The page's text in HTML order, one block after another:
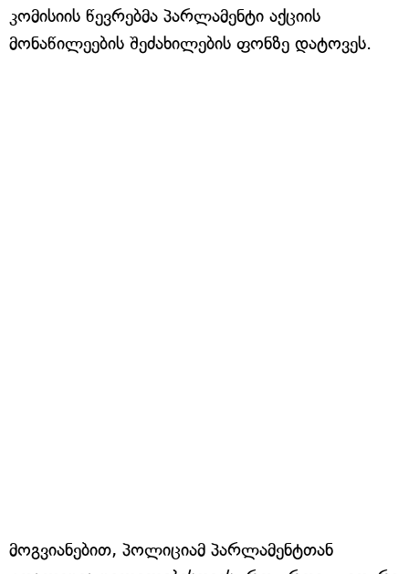
კომისიის წევრებმა პარლამენტი აქციის
მონაწილეების შეძახილების ფონზე დატოვეს.
მოგვიანებით, პოლიციამ პარლამენტთან